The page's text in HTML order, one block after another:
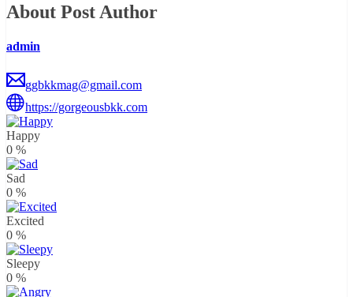
About Post Author
admin
ggbkkmag@gmail.com
https://gorgeousbkk.com
Happy
0 %
Sad
0 %
Excited
0 %
Sleepy
0 %